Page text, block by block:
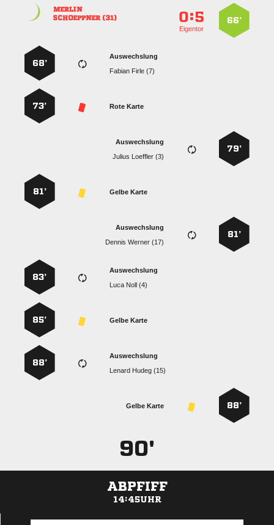
66’
:
Eigentor

 
Auswechslung
  
68’
Rote Karte
73’
79’
Auswechslung
  
Gelbe Karte
81’
81’
Auswechslung
  
Auswechslung
  
83’
Gelbe Karte
85’
Auswechslung
  
88’
88’
Gelbe Karte
90'
ABPFIFF
14:45UHR
ANZEIGE